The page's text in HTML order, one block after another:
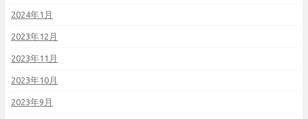
2024年1月
2023年12月
2023年11月
2023年10月
2023年9月